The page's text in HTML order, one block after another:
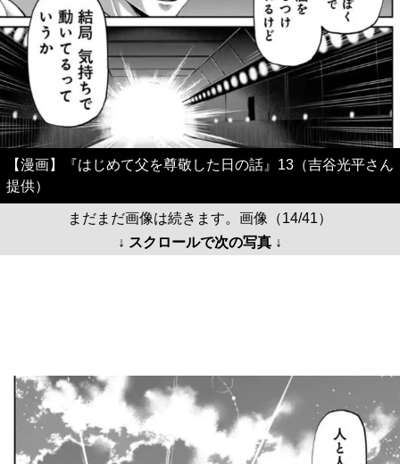
【漫画】『はじめて父を尊敬した日の話』13（吉谷光平さん
提供）
まだまだ画像は続きます。画像（14/41）
↓ スクロールで次の写真 ↓